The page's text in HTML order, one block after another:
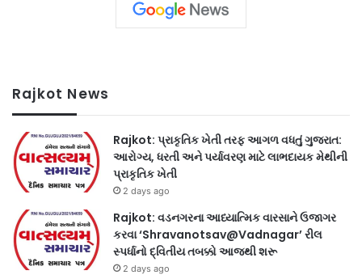
Rajkot News
Rajkot: પ્રાકૃતિક ખેતી તરફ આગળ વધતું ગુજરાત:
આરોગ્ય, ધરતી અને પર્યાવરણ માટે લાભદાયક મેથીની
પ્રાકૃતિક ખેતી
2 days ago
Rajkot: વડનગરના આધ્યાત્મિક વારસાને ઉજાગર
કરવા ‘Shravanotsav@Vadnagar’ રીલ
સ્પર્ધાનો દ્વિતીય તબક્કો આજથી શરૂ
2 days ago